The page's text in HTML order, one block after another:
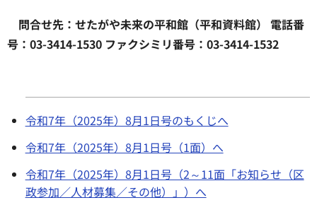
問合せ先：せたがや未来の平和館（平和資料館） 電話番
号：03-3414-1530 ファクシミリ番号：03-3414-1532
令和7年（2025年）8月1日号のもくじへ
令和7年（2025年）8月1日号（1面）へ
令和7年（2025年）8月1日号（2～11面「お知らせ（区
政参加／人材募集／その他）」）へ